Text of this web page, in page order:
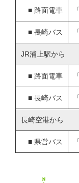
■ 路面電車
■ 長崎バス
JR浦上駅から
■ 路面電車
■ 長崎バス
長崎空港から
■ 県営バス